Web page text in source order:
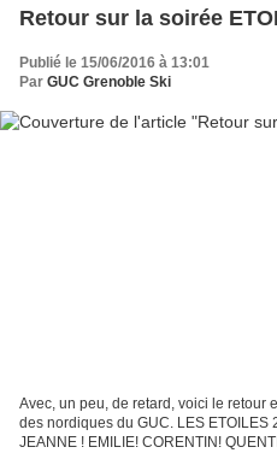
Retour sur la soirée
Publié le 15/06/2016 à 13:01
Par GUC Grenoble Ski
Avec, un peu, de retard, voici le retour
des nordiques du GUC. LES ETOILES
JEANNE ! EMILIE! CORENTIN!